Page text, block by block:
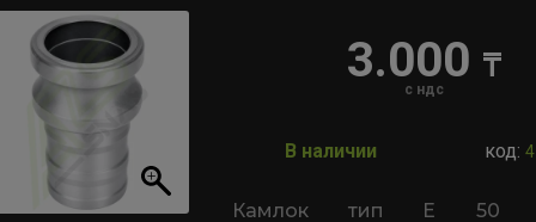
3.000 ₸
с ндс
В наличии код:
Камлок тип E 50